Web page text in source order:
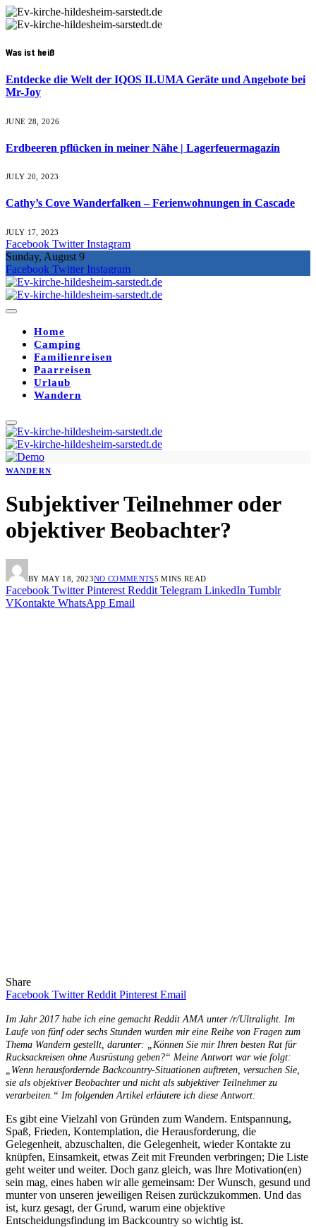
Was ist heiß
Entdecke die Welt der IQOS ILUMA Geräte und Angebote bei
Mr-Joy
JUNE 28, 2026
Erdbeeren pflücken in meiner Nähe | Lagerfeuermagazin
JULY 20, 2023
Cathy’s Cove Wanderfalken – Ferienwohnungen in Cascade
JULY 17, 2023
Facebook Twitter Instagram
Sunday, August 9
Facebook Twitter Instagram
Home
Camping
Familienreisen
Paarreisen
Urlaub
Wandern
WANDERN
Subjektiver Teilnehmer oder
objektiver Beobachter?
BY MAY 18, 2023NO COMMENTS5 MINS READ
Facebook Twitter Pinterest Reddit Telegram LinkedIn Tumblr
VKontakte WhatsApp Email
Share
Facebook Twitter Reddit Pinterest Email
Im Jahr 2017 habe ich eine gemacht Reddit AMA unter /r/Ultralight. Im
Laufe von fünf oder sechs Stunden wurden mir eine Reihe von Fragen zum
Thema Wandern gestellt, darunter: „Können Sie mir Ihren besten Rat für
Rucksackreisen ohne Ausrüstung geben?“ Meine Antwort war wie folgt:
„Wenn herausfordernde Backcountry-Situationen auftreten, versuchen Sie,
sie als objektiver Beobachter und nicht als subjektiver Teilnehmer zu
verarbeiten.“ Im folgenden Artikel erläutere ich diese Antwort:
Es gibt eine Vielzahl von Gründen zum Wandern. Entspannung,
Spaß, Frieden, Kontemplation, die Herausforderung, die
Gelegenheit, abzuschalten, die Gelegenheit, wieder Kontakte zu
knüpfen, Einsamkeit, etwas Zeit mit Freunden verbringen; Die Liste
geht weiter und weiter. Doch ganz gleich, was Ihre Motivation(en)
sein mag, eines haben wir alle gemeinsam: Der Wunsch, gesund und
munter von unseren jeweiligen Reisen zurückzukommen. Und das
ist, kurz gesagt, der Grund, warum eine objektive
Entscheidungsfindung im Backcountry so wichtig ist.